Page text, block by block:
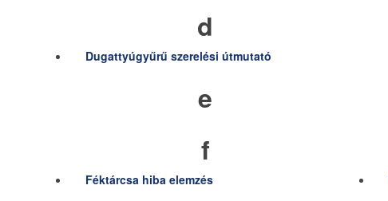
d
Dugattyúgyűrű szerelési útmutató
e
f
Féktárcsa hiba elemzés